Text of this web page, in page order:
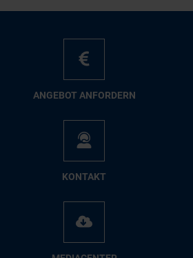
AN­GE­BOT AN­FOR­DERN
KON­TAKT